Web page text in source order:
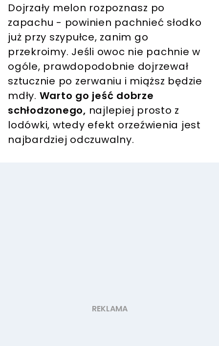
Dojrzały melon rozpoznasz po
zapachu - powinien pachnieć słodko
już przy szypułce, zanim go
przekroimy. Jeśli owoc nie pachnie w
ogóle, prawdopodobnie dojrzewał
sztucznie po zerwaniu i miąższ będzie
mdły. Warto go jeść dobrze
schłodzonego, najlepiej prosto z
lodówki, wtedy efekt orzeźwienia jest
najbardziej odczuwalny.